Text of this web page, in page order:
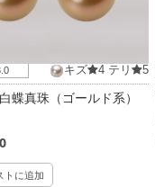
キズ 4 テリ 5
蝶真珠（ゴールド系）
トに追加